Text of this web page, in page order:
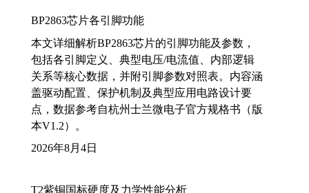
BP2863芯片各引脚功能
本文详细解析BP2863芯片的引脚功能及参数，
包括各引脚定义、典型电压/电流值、内部逻辑
关系等核心数据，并附引脚参数对照表。内容涵
盖驱动配置、保护机制及典型应用电路设计要
点，数据参考自杭州士兰微电子官方规格书（版
本V1.2）。
2026年8月4日
T2紫铜国标硬度及力学性能分析